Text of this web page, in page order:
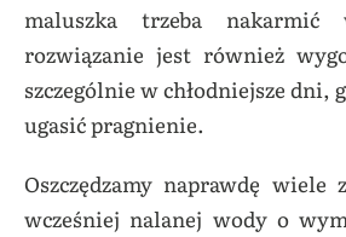
maluszka trzeba
rozwiązanie jest również
szczególnie w chłodniejsze dni,
ugasić pragnienie.
Oszczędzamy naprawdę wiele
wcześniej nalanej wody o